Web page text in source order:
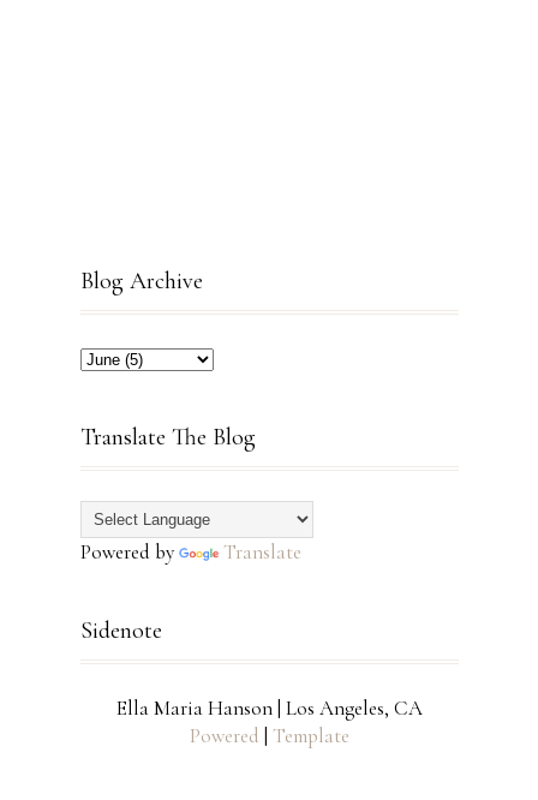
Blog Archive
Translate The Blog
Powered by Translate
Sidenote
Ella Maria Hanson | Los Angeles, CA
Powered
Template